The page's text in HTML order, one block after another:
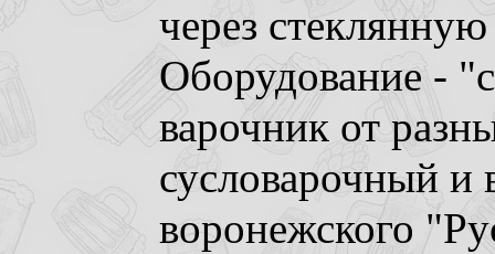
через
Оборудование -
варочник от
сусловарочный и
воронежского